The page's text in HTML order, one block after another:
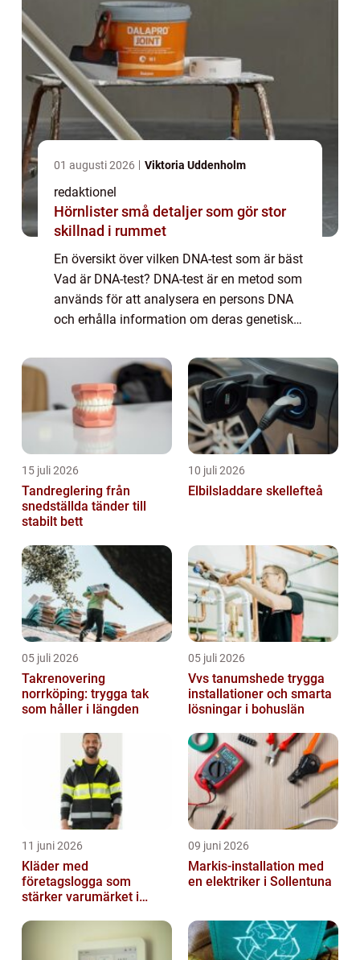
01 augusti 2026 Viktoria Uddenholm
redaktionel
Hörnlister små detaljer som gör stor
skillnad i rummet
En översikt över vilken DNA-test som är bäst
Vad är DNA-test? DNA-test är en metod som
används för att analysera en persons DNA
och erhålla information om deras genetiska
studera specifika områden av DNA kan
man...
15 juli 2026
Tandreglering från
snedställda tänder till
stabilt bett
10 juli 2026
Elbilsladdare skellefteå
05 juli 2026
Takrenovering
norrköping: trygga tak
som håller i längden
05 juli 2026
Vvs tanumshede trygga
installationer och smarta
lösningar i bohuslän
11 juni 2026
Kläder med
företagslogga som
stärker varumärket i
09 juni 2026
Markis-installation med
en elektriker i Sollentuna